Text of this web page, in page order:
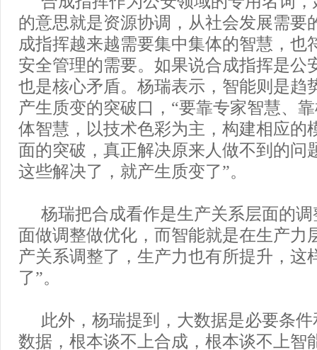
的意思就是资源协调，从社会发展需要
成指挥越来越需要集中集体的智慧，也
安全管理的需要。如果说合成指挥是公
也是核心矛盾。杨瑞表示，智能则是趋
产生质变的突破口，“要靠专家智慧、
体智慧，以技术色彩为主，构建相应的
面的突破，真正解决原来人做不到的问
这些解决了，就产生质变了”。
杨瑞把合成看作是生产关系层面的
面做调整做优化，而智能就是在生产力
产关系调整了，生产力也有所提升，这
了”。
此外，杨瑞提到，大数据是必要条
数据，根本谈不上合成，根本谈不上智